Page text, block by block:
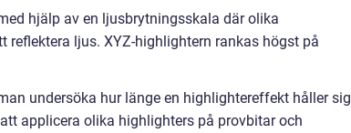
hjälp av en ljusbrytningsskala där olika
ljus. XYZ-highlightern rankas högst på
undersöka hur länge en highlightereffekt håller sig
applicera olika highlighters på provbitar och